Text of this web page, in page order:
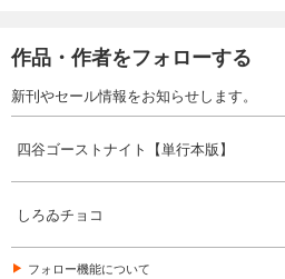
作品・作者をフォローする
新刊やセール情報をお知らせします。
四谷ゴーストナイト【単行本版】
しろゐチョコ
フォロー機能について